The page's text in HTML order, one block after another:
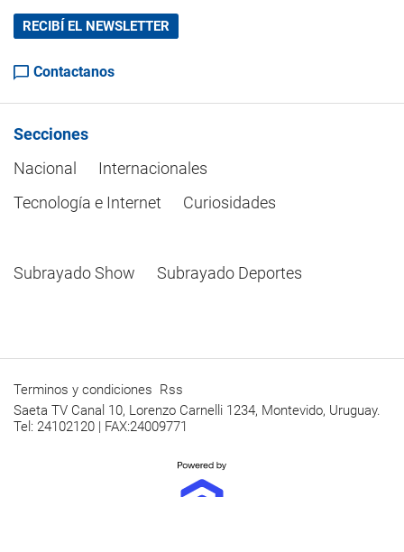
RECIBÍ EL NEWSLETTER
Contactanos
Secciones
Nacional
Internacionales
Tecnología e Internet
Curiosidades
Subrayado Show Subrayado Deportes
Terminos y condiciones Rss
Saeta TV Canal 10, Lorenzo Carnelli 1234, Montevido, Uruguay.
Tel: 24102120 | FAX:24009771